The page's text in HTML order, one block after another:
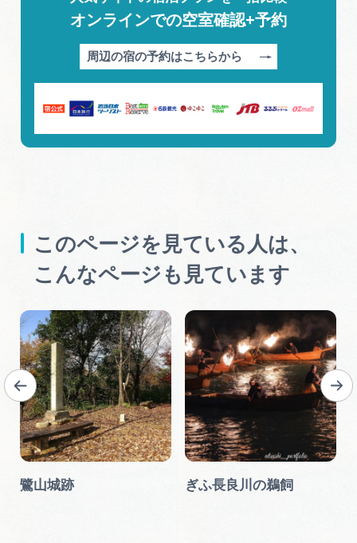
オンラインでの空室確認+予約
周辺の宿の予約はこちらから
このページを見ている人は、
こんなページも見ています
鷺山城跡 ぎふ長良川の鵜飼